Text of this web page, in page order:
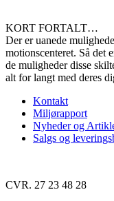
KORT FORTALT…
Der er uanede
motionscenteret. Så det
de muligheder disse
alt for langt med deres
Kontakt
Miljørapport
Nyheder og
Salgs og
CVR. 27 23 48 28